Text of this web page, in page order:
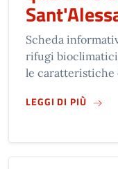
Scheda
rifugi
le caratteristiche
LEGGI DI PIÙSU